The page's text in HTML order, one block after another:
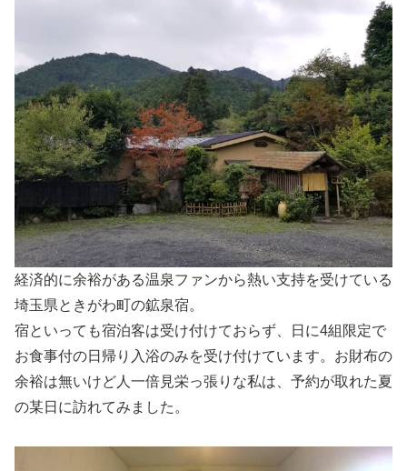
経済的に余裕がある温泉ファンから熱い支持を受けている
埼玉県ときがわ町の鉱泉宿。
宿といっても宿泊客は受け付けておらず、日に4組限定で
お食事付の日帰り入浴のみを受け付けています。お財布の
余裕は無いけど人一倍見栄っ張りな私は、予約が取れた夏
の某日に訪れてみました。